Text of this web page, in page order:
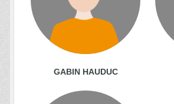
GABIN HAUDUC